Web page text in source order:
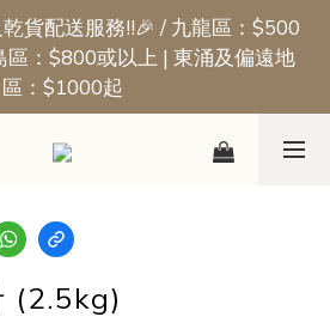
首張訂單即享$50迎新獎賞
貨配送服務!!🎉 / 九龍區：$500
區：$800或以上 | 東涌及偏遠地
區：$1000起
首張訂單即享$50迎新獎賞
(2.5kg)